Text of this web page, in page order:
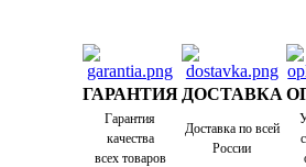
ГАРАНТИЯ ДОСТАВКА
Гарантия
качества
всех товаров
Доставка по всей
России